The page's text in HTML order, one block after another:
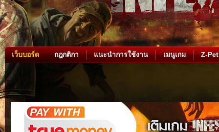
เว็บบอร์ด กฎกติกา แนะนำการใช้งาน เมนูเกม Z-Pet